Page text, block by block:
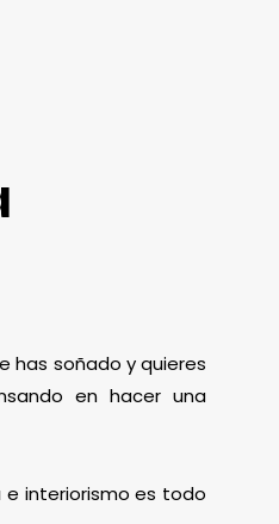
has soñado y quieres
en hacer una
interiorismo es todo